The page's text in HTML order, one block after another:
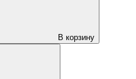
В корзину